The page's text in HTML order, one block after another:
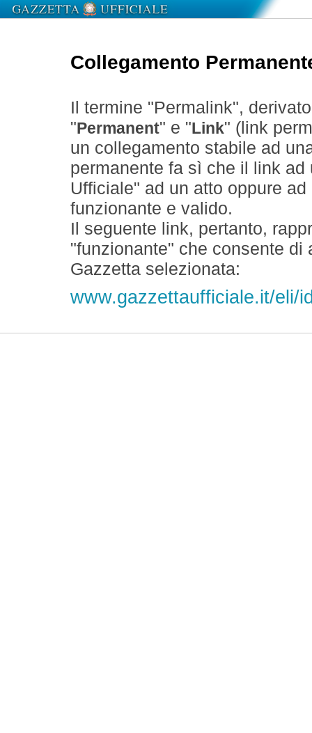
Collegamento
Il termine "Permalink",
" Permanent" e " Link" (link
un collegamento stabile ad
permanente fa sì che il link
Ufficiale" ad un atto oppure
funzionante e valido.
Il seguente link, pertanto,
"funzionante" che consente
Gazzetta selezionata:
www.gazzettaufficiale.it/eli/